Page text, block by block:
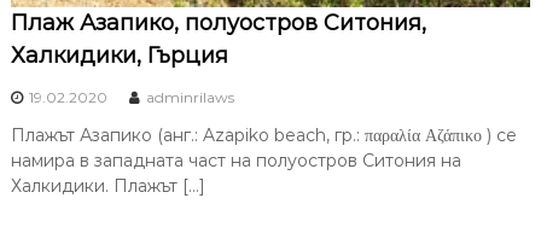
Плаж Азапико, полуостров Ситония,
Халкидики, Гърция
19.02.2020 adminrilaws
Плажът Азапико (анг.: Azapiko beach, гр.: παραλία Αζάπικο ) се
намира в западната част на полуостров Ситония на
Халкидики. Плажът […]